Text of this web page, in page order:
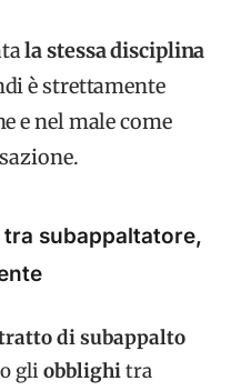
la stessa disciplina
è strettamente
e nel male come
subappaltatore,
di subappalto
gli obblighitra